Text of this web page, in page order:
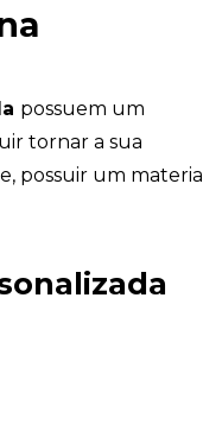
possuem um
tornar a sua
possuir um material